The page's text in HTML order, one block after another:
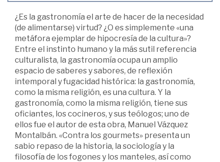
¿Es la gastronomía el arte de hacer de la necesidad
(de alimentarse) virtud? ¿O es simplemente «una
metáfora ejemplar de hipocresía de la cultura»?
Entre el instinto humano y la más sutil referencia
culturalista, la gastronomía ocupa un amplio
espacio de saberes y sabores, de reflexión
intemporal y fugacidad histórica: la gastronomía,
como la misma religión, es una cultura. Y la
gastronomía, como la misma religión, tiene sus
oficiantes, los cocineros, y sus teólogos; uno de
ellos fue el autor de esta obra, Manuel Vázquez
Montalbán. «Contra los gourmets» presenta un
sabio repaso de la historia, la sociología y la
filosofía de los fogones y los manteles, así como